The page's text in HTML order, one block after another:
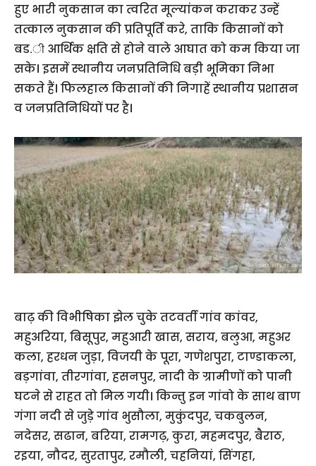
हुए भारी नुकसान का त्वरित मूल्यांकन कराकर उन्हें
तत्काल नुकसान की प्रतिपूर्ति करे, ताकि किसानों को
बड.ी आर्थिक क्षति से होने वाले आघात को कम किया जा
सके। इसमें स्थानीय जनप्रतिनिधि बड़ी भूमिका निभा
सकते हैं। फिलहाल किसानों की निगाहें स्थानीय प्रशासन
व जनप्रतिनिधियों पर है।
बाढ़ की विभीषिका झेल चुके तटवर्ती गांव कांवर,
महुअरिया, बिसूपुर, महुआरी खास, सराय, बलुआ, महुअर
कला, हरधन जुड़ा, विजयी के पूरा, गणेशपुरा, टाण्डाकला,
बड़गांवा, तीरगांवा, हसनपुर, नादी के ग्रामीणों को पानी
घटने से राहत तो मिल गयी। किन्तु इन गांवो के साथ बाण
गंगा नदी से जुड़े गांव भुसौला, मुकुंदपुर, चकबुलन,
नदेसर, सढान, बरिया, रामगढ़, कुरा, महमदपुर, बैराठ,
रइया, नौदर, सुरतापुर, रमौली, चहनियां, सिंगहा,